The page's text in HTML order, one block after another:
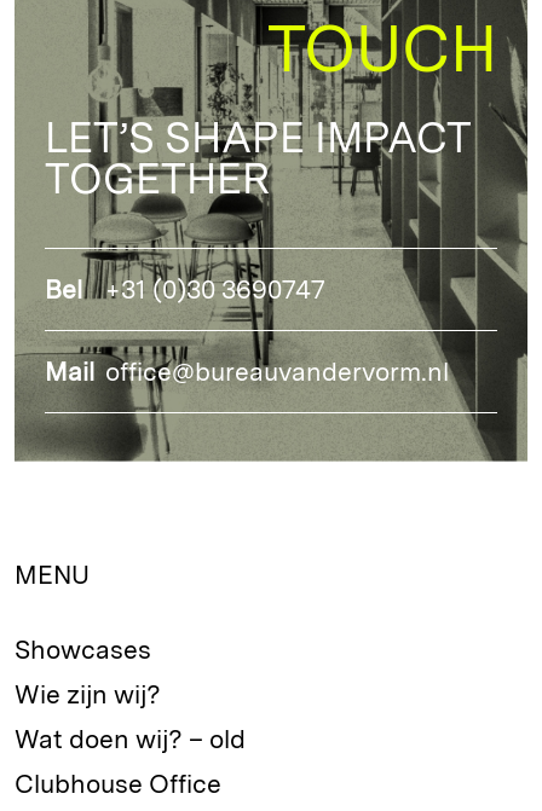
LET’S SHAPE IMPACT
TOGETHER
TOUCH
Bel +31 (0)30 3690747
Mail office@bureauvandervorm.nl
MENU
Showcases
Wie zijn wij?
Wat doen wij? – old
Clubhouse Office